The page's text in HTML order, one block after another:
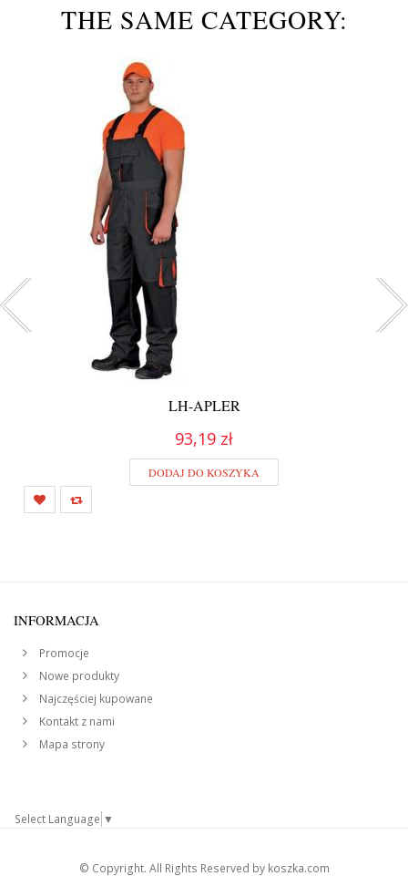
THE SAME CATEGORY:
LH-APLER
93,19 zł
DODAJ DO KOSZYKA
INFORMACJA
Promocje
Nowe produkty
Najczęściej kupowane
Kontakt z nami
Mapa strony
Select Language ▼
© Copyright. All Rights Reserved by koszka.com